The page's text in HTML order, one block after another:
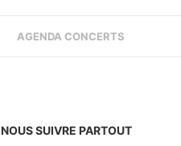
AGENDA CONCERTS
NOUS SUIVRE PARTOUT